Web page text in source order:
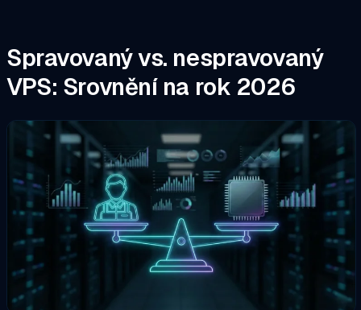
Spravovaný vs. nespravovaný
VPS: Srovnění na rok 2026